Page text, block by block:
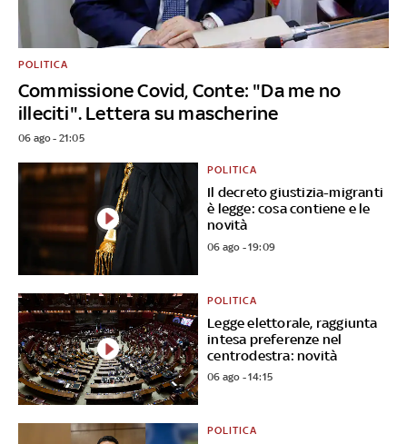
Commissione Covid, Conte: "Da me no
illeciti". Lettera su mascherine
POLITICA
06 ago - 21:05
Il decreto giustizia-migranti
è legge: cosa contiene e le
novità
POLITICA
06 ago - 19:09
Legge elettorale, raggiunta
intesa preferenze nel
centrodestra: novità
POLITICA
06 ago - 14:15
POLITICA